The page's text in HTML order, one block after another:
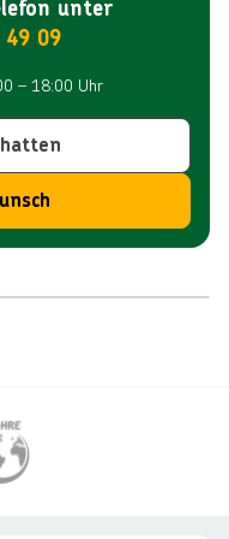
unter
09
– 18:00 Uhr